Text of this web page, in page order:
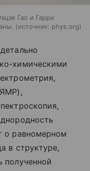
Гао и Гарри
источник: phys.org
химическими
о равномерном
в структуре,
полученной